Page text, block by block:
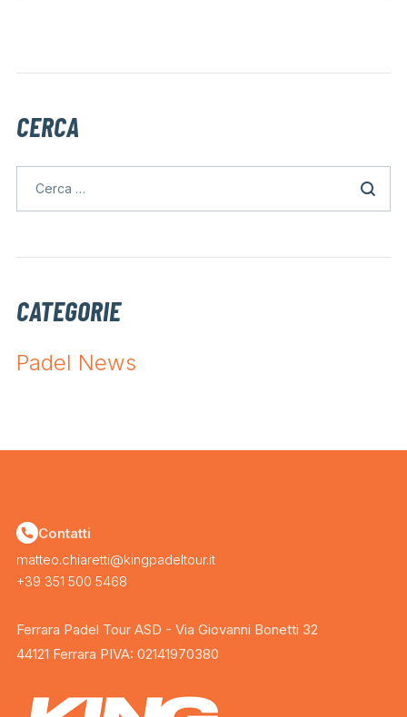
CERCA
CATEGORIE
Padel News
Contatti
matteo.chiaretti@kingpadeltour.it
+39 351 500 5468
Ferrara Padel Tour ASD - Via Giovanni Bonetti 32
44121 Ferrara PIVA: 02141970380